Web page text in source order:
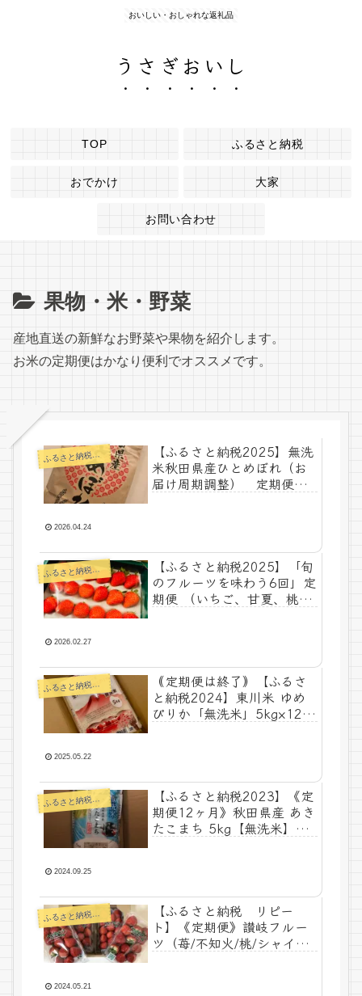
おいしい・おしゃれな返礼品
うさぎおいし
TOP ふるさと納税
おでかけ 大家
お問い合わせ
果物・米・野菜
産地直送の新鮮なお野菜や果物を紹介します。
お米の定期便はかなり便利でオススメです。
ふるさと納税ー食べ物
【ふるさと納税2025】無洗
米秋田県産ひとめぼれ（お
届け周期調整） 定期便
2026.04.24
ふるさと納税ー食べ物
【ふるさと納税2025】「旬
のフルーツを味わう6回」定
期便 （いちご、甘夏、桃、
2026.02.27
ふるさと納税ー食べ物
｟定期便は終了｠【ふるさ
と納税2024】東川米 ゆめ
ぴりか「無洗米」5kg×12回
2025.05.22
ふるさと納税ー食べ物
【ふるさと納税2023】《定
期便12ヶ月》秋田県産 あき
たこまち 5kg【無洗米】
2024.09.25
ふるさと納税ーリピート
【ふるさと納税 リピー
ト】《定期便》讃岐フルー
ツ（苺/不知火/桃/シャイン
2024.05.21